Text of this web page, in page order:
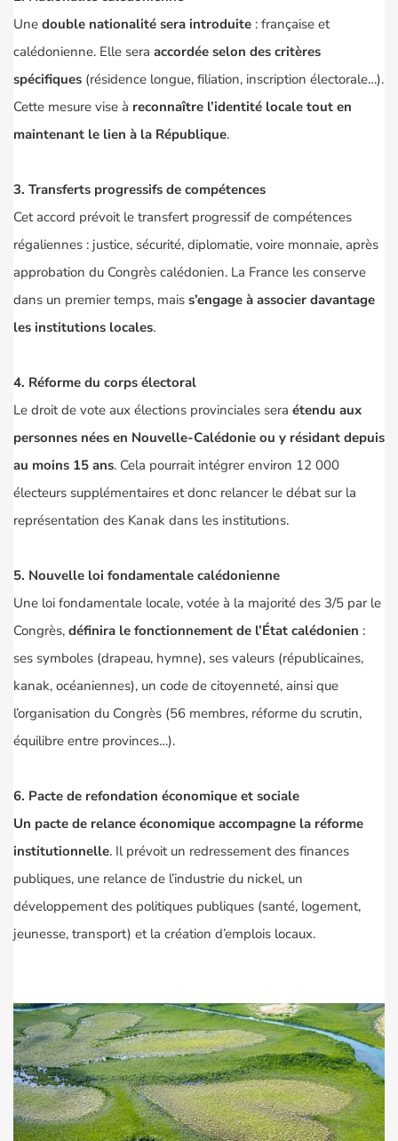
Une double nationalité sera introduite : française et
calédonienne. Elle sera accordée selon des critères
spécifiques (résidence longue, filiation, inscription électorale…).
Cette mesure vise à reconnaître l’identité locale tout en
maintenant le lien à la République.
3. Transferts progressifs de compétences
Cet accord prévoit le transfert progressif de compétences
régaliennes : justice, sécurité, diplomatie, voire monnaie, après
approbation du Congrès calédonien. La France les conserve
dans un premier temps, mais s’engage à associer davantage
les institutions locales.
4. Réforme du corps électoral
Le droit de vote aux élections provinciales sera étendu aux
personnes nées en Nouvelle-Calédonie ou y résidant depuis
au moins 15 ans. Cela pourrait intégrer environ 12 000
électeurs supplémentaires et donc relancer le débat sur la
représentation des Kanak dans les institutions.
5. Nouvelle loi fondamentale calédonienne
Une loi fondamentale locale, votée à la majorité des 3/5 par le
Congrès, définira le fonctionnement de l’État calédonien :
ses symboles (drapeau, hymne), ses valeurs (républicaines,
kanak, océaniennes), un code de citoyenneté, ainsi que
l’organisation du Congrès (56 membres, réforme du scrutin,
équilibre entre provinces…).
6. Pacte de refondation économique et sociale
Un pacte de relance économique accompagne la réforme
institutionnelle. Il prévoit un redressement des finances
publiques, une relance de l’industrie du nickel, un
développement des politiques publiques (santé, logement,
jeunesse, transport) et la création d’emplois locaux.